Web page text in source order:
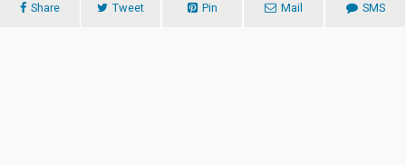
Share Tweet Pin Mail SMS